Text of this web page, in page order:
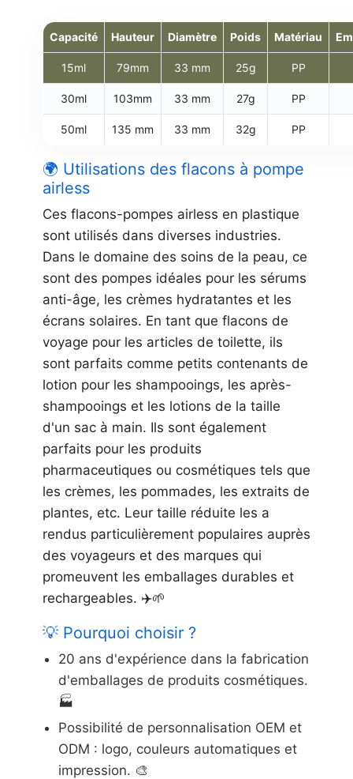
Capacité Hauteur Diamètre Poids Matériau
15ml 79mm 33 mm 25g PP
30ml 103mm 33 mm 27g PP
50ml 135 mm 33 mm 32g PP
🌍 Utilisations des flacons à pompe
airless
Ces flacons-pompes airless en plastique
sont utilisés dans diverses industries.
Dans le domaine des soins de la peau, ce
sont des pompes idéales pour les sérums
anti-âge, les crèmes hydratantes et les
écrans solaires. En tant que flacons de
voyage pour les articles de toilette, ils
sont parfaits comme petits contenants de
lotion pour les shampooings, les après-
shampooings et les lotions de la taille
d'un sac à main. Ils sont également
parfaits pour les produits
pharmaceutiques ou cosmétiques tels que
les crèmes, les pommades, les extraits de
plantes, etc. Leur taille réduite les a
rendus particulièrement populaires auprès
des voyageurs et des marques qui
promeuvent les emballages durables et
rechargeables. ✈️🌱
💡 Pourquoi choisir ?
20 ans d'expérience dans la fabrication
d'emballages de produits cosmétiques.
🏭
Possibilité de personnalisation OEM et
ODM : logo, couleurs automatiques et
impression. 🎨